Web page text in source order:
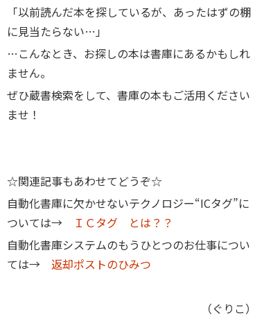
「以前読んだ本を探しているが、あったはずの棚
に見当たらない…」
…こんなとき、お探しの本は書庫にあるかもしれ
ません。
ぜひ蔵書検索をして、書庫の本もご活用ください
ませ！
☆関連記事もあわせてどうぞ☆
自動化書庫に欠かせないテクノロジー“ICタグ”に
ついては→
ＩＣタグ とは？？
自動化書庫システムのもうひとつのお仕事につい
ては→ 返却ポストのひみつ
（ぐりこ）